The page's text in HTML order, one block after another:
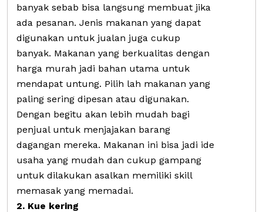
banyak sebab bisa langsung membuat jika
ada pesanan. Jenis makanan yang dapat
digunakan untuk jualan juga cukup
banyak. Makanan yang berkualitas dengan
harga murah jadi bahan utama untuk
mendapat untung. Pilih lah makanan yang
paling sering dipesan atau digunakan.
Dengan begitu akan lebih mudah bagi
penjual untuk menjajakan barang
dagangan mereka. Makanan ini bisa jadi ide
usaha yang mudah dan cukup gampang
untuk dilakukan asalkan memiliki skill
memasak yang memadai.
2. Kue kering